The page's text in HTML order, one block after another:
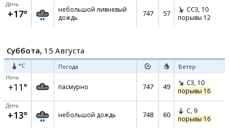
День
+17°
небольшой ливневый
дождь
747 57 ССЗ, 10
порывы 12
Суббота, 15 Августа
°C Погода Ветер
Ночь
+11° пасмурно 747 49 СЗ, 10
порывы 16
День
+13° небольшой дождь 748 60 С, 9
порывы 16